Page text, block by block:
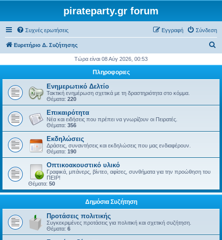
pirateparty.gr forum
Συχνές ερωτήσεις Σύνδεση
Εγγραφή
Ευρετήριο Δ. Συζήτησης
ζ
τ
Τώρα είναι 08 Αύγ 2026, 00:53
Πληροφοριες
Ενημερωτικό Δελτίο
Τακτική ενημέρωση σχετικά με τη δραστηριότητα στο κόμμα.
Θέματα: 220
Επικαιρότητα
Νέα και ειδήσεις που πρέπει να γνωρίζουν οι Πειρατές.
Θέματα: 356
Εκδηλώσεις
Δράσεις, συναντήσεις και εκδηλώσεις που μας ενδιαφέρουν.
Θέματα: 190
Οπτικοακουστικό υλικό
Γραφικά, μπάνερς, βίντεο, αφίσες, συνθήματα για την προώθηση του
ΠΕΙΡ!
Θέματα: 50
Δημόσια Συζήτηση
Προτάσεις πολιτικής
Συγκεκριμένες προτάσεις για πολιτική και σχετική συζήτηση.
Θέματα: 6